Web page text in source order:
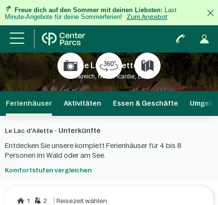
Freue dich auf den Sommer mit deinen Liebsten: Last
Minute-Angebote für deine Sommerferien!
Zum Angebot
Le Lac d'Ailette
Frankreich, Nord-Picardie, Laon
Ferienhäuser Aktivitäten Essen & Geschäfte
Le Lac d'Ailette - Unterkünfte
Entdecken Sie unsere komplett Ferienhäuser für 4 bis 8
Personen im Wald oder am See.
Komfortstufen vergleichen
1 2 Reisezeit wählen